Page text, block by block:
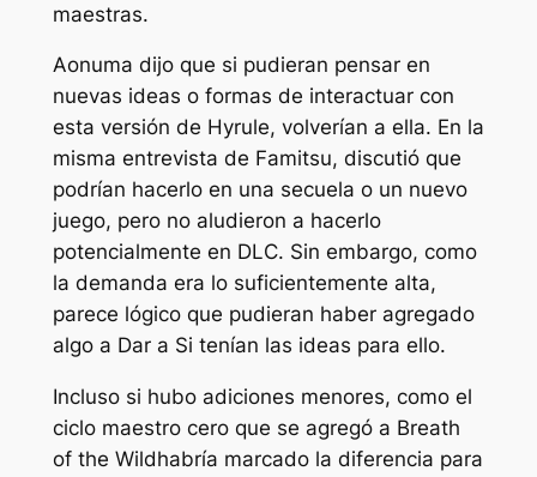
maestras.
Aonuma dijo que si pudieran pensar en
nuevas ideas o formas de interactuar con
esta versión de Hyrule, volverían a ella. En la
misma entrevista de Famitsu, discutió que
podrían hacerlo en una secuela o un nuevo
juego, pero no aludieron a hacerlo
potencialmente en DLC. Sin embargo, como
la demanda era lo suficientemente alta,
parece lógico que pudieran haber agregado
algo a Dar a Si tenían las ideas para ello.
Incluso si hubo adiciones menores, como el
ciclo maestro cero que se agregó a Breath
of the Wildhabría marcado la diferencia para